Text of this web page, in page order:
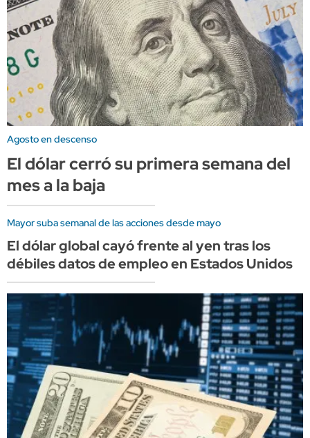
Agosto en descenso
El dólar cerró su primera semana del
mes a la baja
Mayor suba semanal de las acciones desde mayo
El dólar global cayó frente al yen tras los
débiles datos de empleo en Estados Unidos